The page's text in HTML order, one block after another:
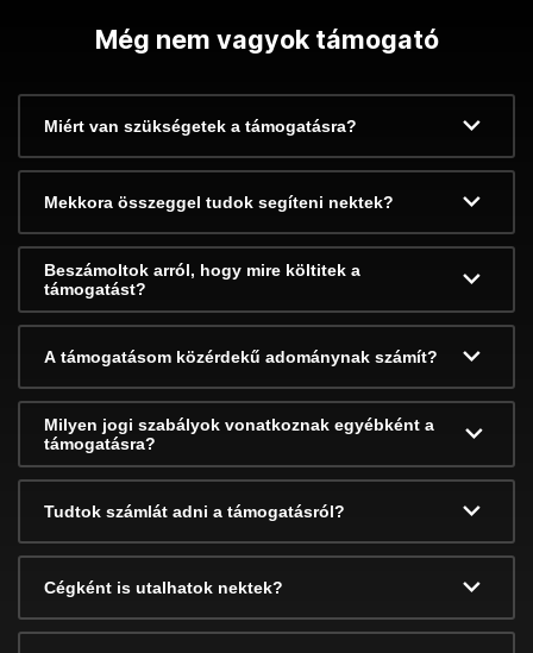
Még nem vagyok támogató
Miért van szükségetek a támogatásra?
Mekkora összeggel tudok segíteni nektek?
Beszámoltok arról, hogy mire költitek a
támogatást?
A támogatásom közérdekű adománynak számít?
Milyen jogi szabályok vonatkoznak egyébként a
támogatásra?
Tudtok számlát adni a támogatásról?
Cégként is utalhatok nektek?